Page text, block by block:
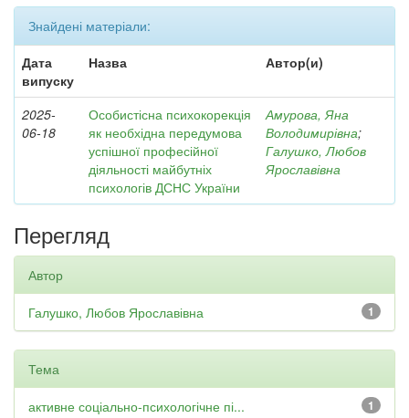
Знайдені матеріали:
Дата
випуску
Назва Автор(и)
2025-
06-18
Особистісна психокорекція
як необхідна передумова
успішної професійної
діяльності майбутніх
психологів ДСНС України
Амурова, Яна
Володимирівна;
Галушко, Любов
Ярославівна
Перегляд
Автор
1
Галушко, Любов Ярославівна
Тема
1
активне соціально-психологічне пі...